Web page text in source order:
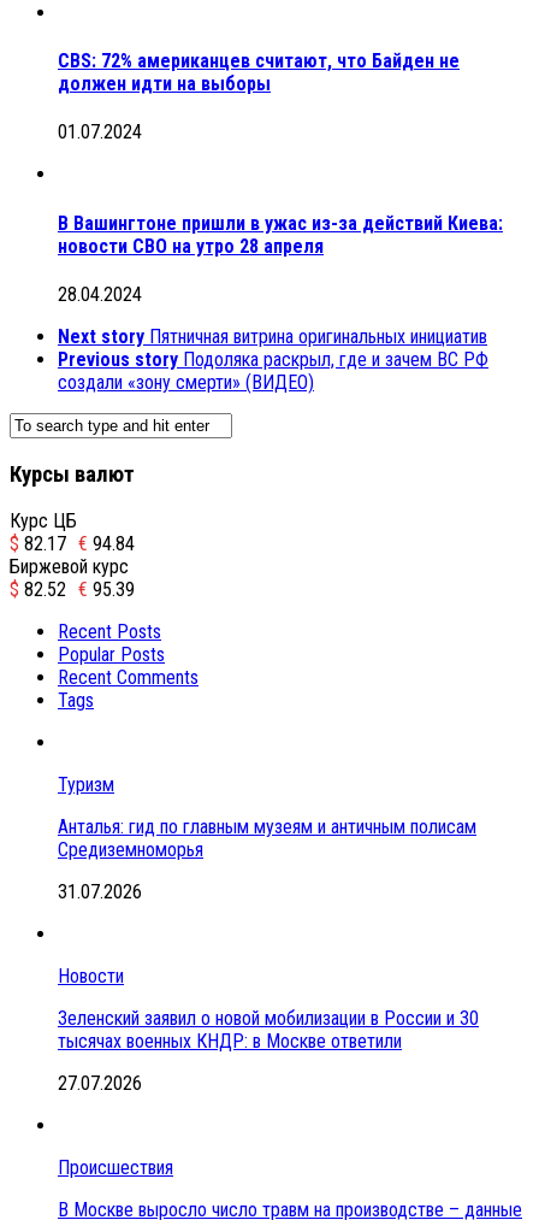
CBS: 72% американцев считают, что Байден не
должен идти на выборы
01.07.2024
В Вашингтоне пришли в ужас из-за действий Киева:
новости СВО на утро 28 апреля
28.04.2024
Next story Пятничная витрина оригинальных инициатив
Previous story Подоляка раскрыл, где и зачем ВС РФ
создали «зону смерти» (ВИДЕО)
Курсы валют
Курс ЦБ
$ 82.17 € 94.84
Биржевой курс
$ 82.52 € 95.39
Recent Posts
Popular Posts
Recent Comments
Tags
Туризм
Анталья: гид по главным музеям и античным полисам
Средиземноморья
31.07.2026
Новости
Зеленский заявил о новой мобилизации в России и 30
тысячах военных КНДР: в Москве ответили
27.07.2026
Происшествия
В Москве выросло число травм на производстве – данные